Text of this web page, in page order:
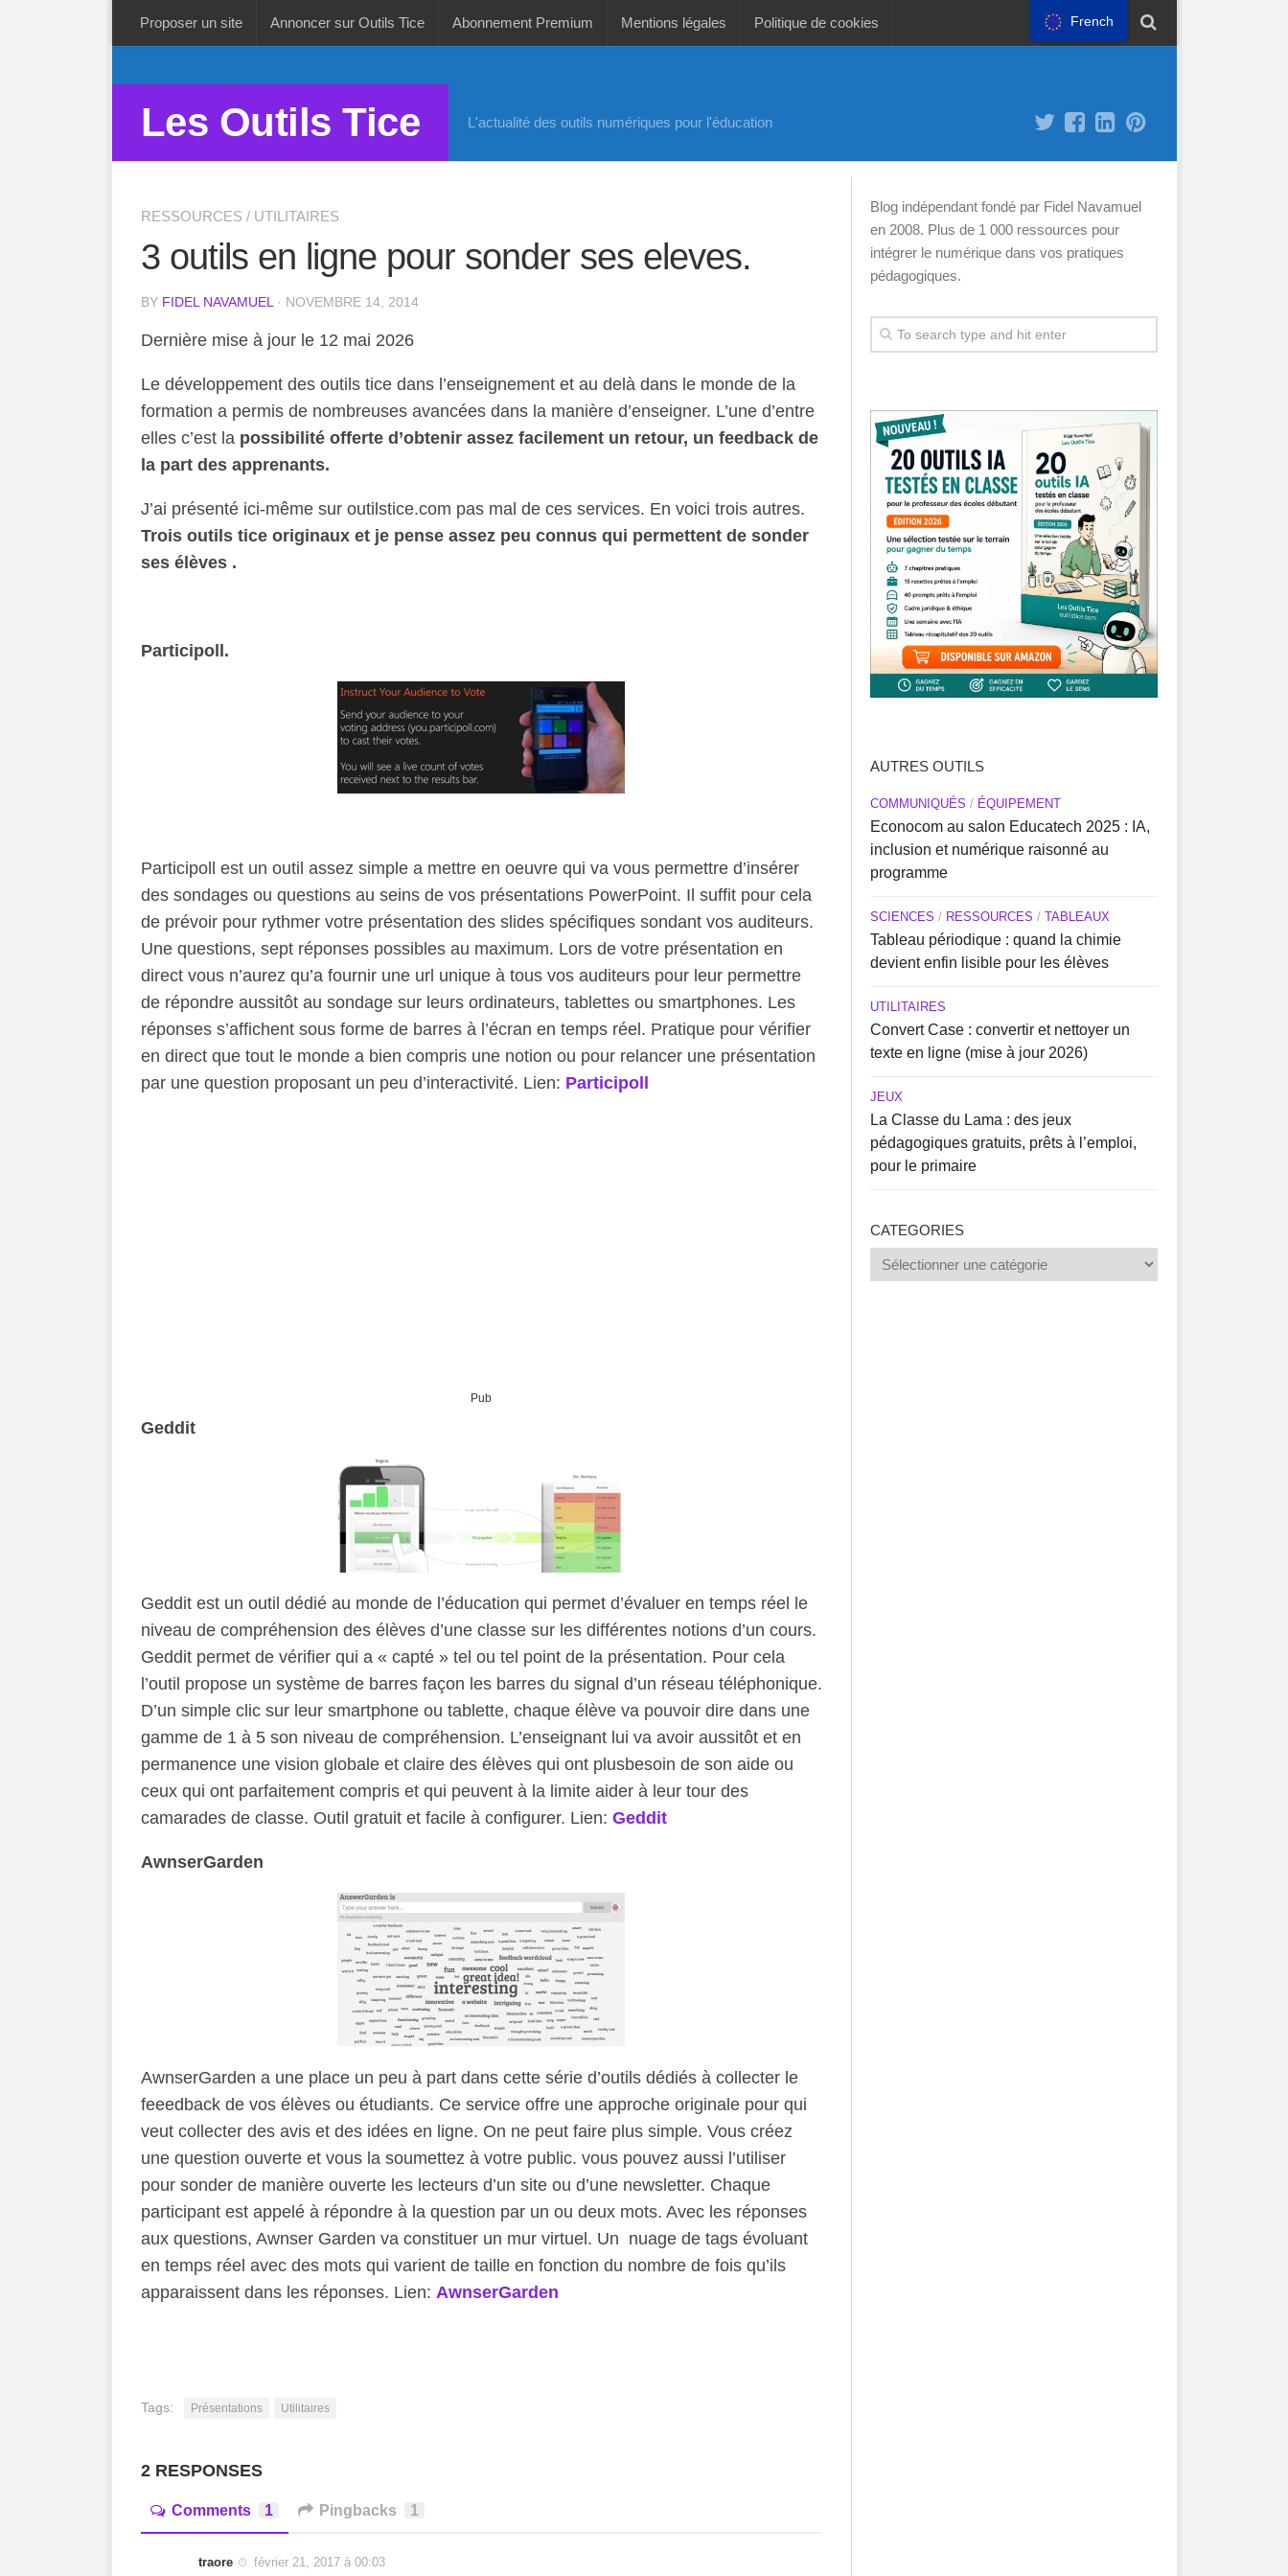
Proposer un site Annoncer sur Outils Tice Abonnement Premium Mentions légales Politique de cookies
Les Outils Tice L'actualité des outils numériques pour l'éducation
RESSOURCES / UTILITAIRES
3 outils en ligne pour sonder ses eleves.
BY FIDEL NAVAMUEL · NOVEMBRE 14, 2014
Dernière mise à jour le 12 mai 2026
Le développement des outils tice dans l’enseignement et au delà dans le monde de la
formation a permis de nombreuses avancées dans la manière d’enseigner. L’une d’entre
elles c’est la possibilité offerte d’obtenir assez facilement un retour, un feedback de
la part des apprenants.
J’ai présenté ici-même sur outilstice.com pas mal de ces services. En voici trois autres.
Trois outils tice originaux et je pense assez peu connus qui permettent de sonder
ses élèves .
Participoll.
Participoll est un outil assez simple a mettre en oeuvre qui va vous permettre d’insérer
des sondages ou questions au seins de vos présentations PowerPoint. Il suffit pour cela
de prévoir pour rythmer votre présentation des slides spécifiques sondant vos auditeurs.
Une questions, sept réponses possibles au maximum. Lors de votre présentation en
direct vous n’aurez qu’a fournir une url unique à tous vos auditeurs pour leur permettre
de répondre aussitôt au sondage sur leurs ordinateurs, tablettes ou smartphones. Les
réponses s’affichent sous forme de barres à l’écran en temps réel. Pratique pour vérifier
en direct que tout le monde a bien compris une notion ou pour relancer une présentation
par une question proposant un peu d’interactivité. Lien: Participoll
Pub
Geddit
Geddit est un outil dédié au monde de l’éducation qui permet d’évaluer en temps réel le
niveau de compréhension des élèves d’une classe sur les différentes notions d’un cours.
Geddit permet de vérifier qui a « capté » tel ou tel point de la présentation. Pour cela
l’outil propose un système de barres façon les barres du signal d’un réseau téléphonique.
D’un simple clic sur leur smartphone ou tablette, chaque élève va pouvoir dire dans une
gamme de 1 à 5 son niveau de compréhension. L’enseignant lui va avoir aussitôt et en
permanence une vision globale et claire des élèves qui ont plusbesoin de son aide ou
ceux qui ont parfaitement compris et qui peuvent à la limite aider à leur tour des
camarades de classe. Outil gratuit et facile à configurer. Lien: Geddit
AwnserGarden
AwnserGarden a une place un peu à part dans cette série d’outils dédiés à collecter le
feeedback de vos élèves ou étudiants. Ce service offre une approche originale pour qui
veut collecter des avis et des idées en ligne. On ne peut faire plus simple. Vous créez
une question ouverte et vous la soumettez à votre public. vous pouvez aussi l’utiliser
pour sonder de manière ouverte les lecteurs d’un site ou d’une newsletter. Chaque
participant est appelé à répondre à la question par un ou deux mots. Avec les réponses
aux questions, Awnser Garden va constituer un mur virtuel. Un nuage de tags évoluant
en temps réel avec des mots qui varient de taille en fonction du nombre de fois qu’ils
apparaissent dans les réponses. Lien: AwnserGarden
Tags: Présentations Utilitaires
2 RESPONSES
Comments 1 Pingbacks 1
traore février 21, 2017 à 00:03
Blog indépendant fondé par Fidel Navamuel
en 2008. Plus de 1 000 ressources pour
intégrer le numérique dans vos pratiques
pédagogiques.
AUTRES OUTILS
COMMUNIQUÉS / ÉQUIPEMENT
Econocom au salon Educatech 2025 : IA,
inclusion et numérique raisonné au
programme
SCIENCES / RESSOURCES / TABLEAUX
Tableau périodique : quand la chimie
devient enfin lisible pour les élèves
UTILITAIRES
Convert Case : convertir et nettoyer un
texte en ligne (mise à jour 2026)
JEUX
La Classe du Lama : des jeux
pédagogiques gratuits, prêts à l’emploi,
pour le primaire
CATEGORIES
Categories
French